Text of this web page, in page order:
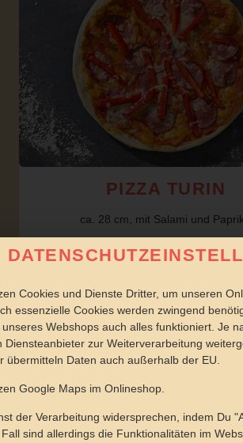
PIZZA TURIN
ca. 28 cm, mit Salami und
Cookies und Dienste Dritter, um unseren
essenzielle Cookies werden zwingend
unseres Webshops auch alles funktioniert. Je
Diensteanbieter zur Weiterverarbeitung
übermitteln Daten auch außerhalb der EU.
Google Maps im Onlineshop.
der Verarbeitung widersprechen, indem Du
sind allerdings die Funktionalitäten im